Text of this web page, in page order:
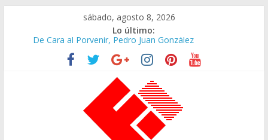
contenido
sábado, agosto 8, 2026
Lo último:
De Cara al Porvenir, Pedro Juan González
Altos Cargos y Envigadeños
Felices en la Fiesta de las Flores
Ministra de Cultura y Centro de Historia de Envigado